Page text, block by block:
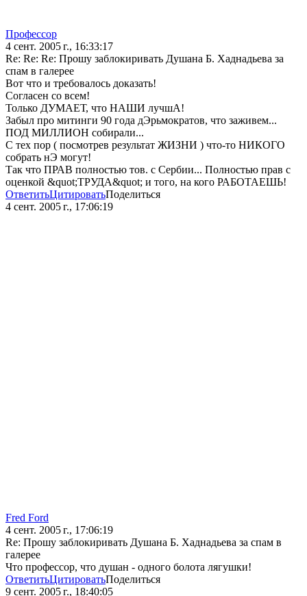
Профессор
4 сент. 2005 г., 16:33:17
Re: Re: Re: Прошу заблокиривать Душана Б. Хаднадьева за
спам в галерее
Вот что и требовалось доказать!
Согласен со всем!
Только ДУМАЕТ, что НАШИ лучшА!
Забыл про митинги 90 года дЭрьмократов, что заживем...
ПОД МИЛЛИОН собирали...
С тех пор ( посмотрев результат ЖИЗНИ ) что-то НИКОГО
собрать нЭ могут!
Так что ПРАВ полностью тов. с Сербии... Полностью прав с
оценкой &quot;ТРУДА&quot; и того, на кого РАБОТАЕШЬ!
ОтветитьЦитироватьПоделиться
4 сент. 2005 г., 17:06:19
Fred Ford
4 сент. 2005 г., 17:06:19
Re: Прошу заблокиривать Душана Б. Хаднадьева за спам в
галерее
Что профессор, что душан - одного болота лягушки!
ОтветитьЦитироватьПоделиться
9 сент. 2005 г., 18:40:05